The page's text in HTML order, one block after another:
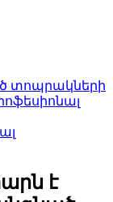
տոպրակների
է